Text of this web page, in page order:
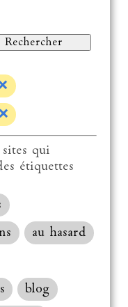
qui
étiquettes
au hasard
blog